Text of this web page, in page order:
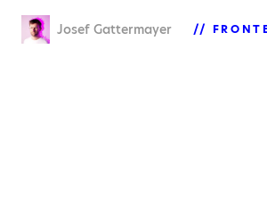
Josef Gattermayer